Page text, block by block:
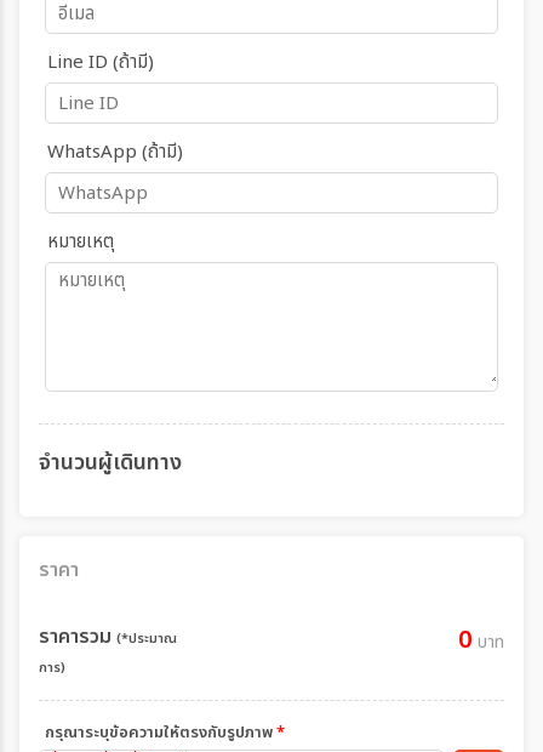
Line ID (ถ้ามี)
WhatsApp (ถ้ามี)
หมายเหตุ
จำนวนผู้เดินทาง
ราคา
ราคารวม (*ประมาณ
การ)
0 บาท
กรุณาระบุข้อความให้ตรงกับรูปภาพ*